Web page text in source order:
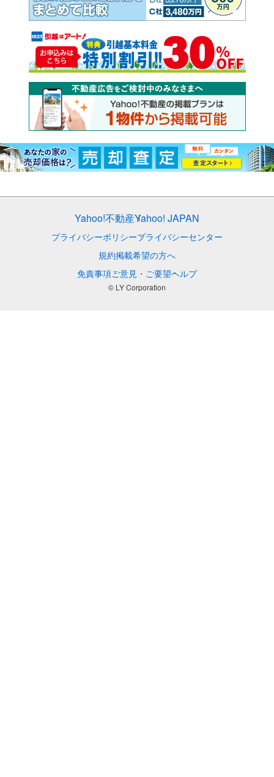
Yahoo!不動産Yahoo! JAPAN
プライバシーポリシープライバシーセンター
規約掲載希望の方へ
免責事項ご意見・ご要望ヘルプ
© LY Corporation